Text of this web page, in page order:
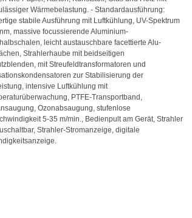
Wärmebelastung. - Standardausführung:
stabile Ausführung mit Luftkühlung, UV-Spektrum
massive focussierende Aluminium-
leicht austauschbare facettierte Alu-
Strahlerhaube mit beidseitigen
mit Streufeldtransformatoren und
zur Stabilisierung der
intensive Luftkühlung mit
PTFE-Transportband,
Ozonabsaugung, stufenlose
5-35 m/min., Bedienpult am Gerät, Strahler
Strahler-Stromanzeige, digitale